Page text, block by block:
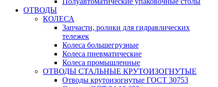
ОТВОДЫ
КОЛЕСА
Запчасти, ролики для гидравлических
тележек
Колеса большегрузные
Колеса пневматические
Колеса промышленные
ОТВОДЫ СТАЛЬНЫЕ КРУТОИЗОГНУТЫЕ
Отводы крутоизогнутые ГОСТ 30753